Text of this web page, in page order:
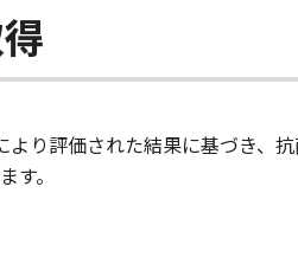
より評価された結果に基づき、
す。